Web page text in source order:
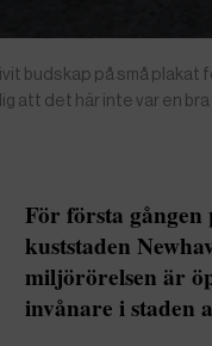
budskap på små plakat
att det här inte var en
För första
kuststaden
miljörörelsen är
invånare i staden